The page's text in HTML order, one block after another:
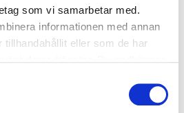
som vi samarbetar med.
informationen med annan
tillhandahållit eller som de har